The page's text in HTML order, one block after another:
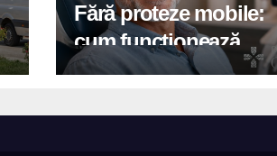
Fără proteze mobile:
cum funcționează
reabilitarea completă